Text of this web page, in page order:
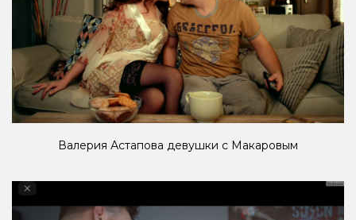
Валерия Астапова девушки с Макаровым